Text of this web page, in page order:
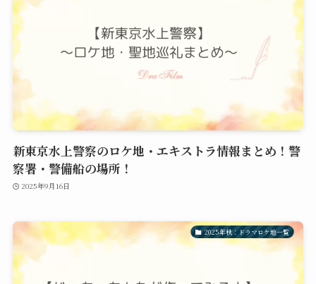
新東京水上警察のロケ地・エキストラ情報まとめ！警
察署・警備船の場所！
2025年9月16日
2025年秋：ドラマロケ地一覧